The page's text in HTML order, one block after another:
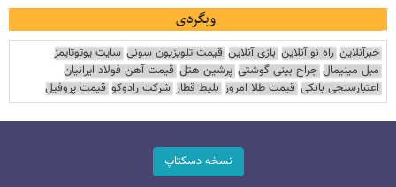
وبگردی
خبرآنلاین راه نو آنلاین بازی آنلاین قیمت تلویزیون سونی سایت یوتوتایمز
مبل مینیمال جراح بینی گوشتی پرشین هتل قیمت آهن فولاد ایرانیان
اعتبارسنجی بانکی قیمت طلا امروز بلیط قطار شرکت رادوکو قیمت پروفیل
نسخه دسکتاپ